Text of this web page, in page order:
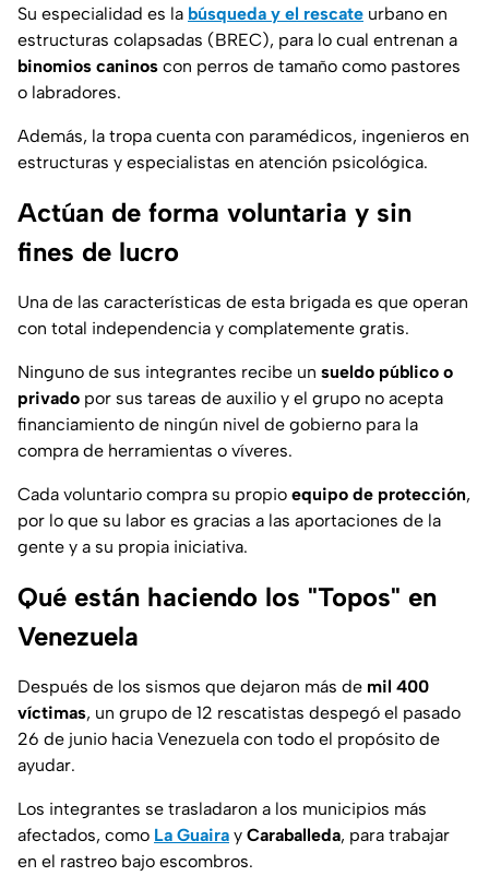
Su especialidad es la búsqueda y el rescate urbano en
estructuras colapsadas (BREC), para lo cual entrenan a
binomios caninos con perros de tamaño como pastores
o labradores.
Además, la tropa cuenta con paramédicos, ingenieros en
estructuras y especialistas en atención psicológica.
Actúan de forma voluntaria y sin
fines de lucro
Una de las características de esta brigada es que operan
con total independencia y complatemente gratis.
Ninguno de sus integrantes recibe un sueldo público o
privado por sus tareas de auxilio y el grupo no acepta
financiamiento de ningún nivel de gobierno para la
compra de herramientas o víveres.
Cada voluntario compra su propio equipo de protección,
por lo que su labor es gracias a las aportaciones de la
gente y a su propia iniciativa.
Qué están haciendo los "Topos" en
Venezuela
Después de los sismos que dejaron más de mil 400
víctimas, un grupo de 12 rescatistas despegó el pasado
26 de junio hacia Venezuela con todo el propósito de
ayudar.
Los integrantes se trasladaron a los municipios más
afectados, como La Guaira y Caraballeda, para trabajar
en el rastreo bajo escombros.